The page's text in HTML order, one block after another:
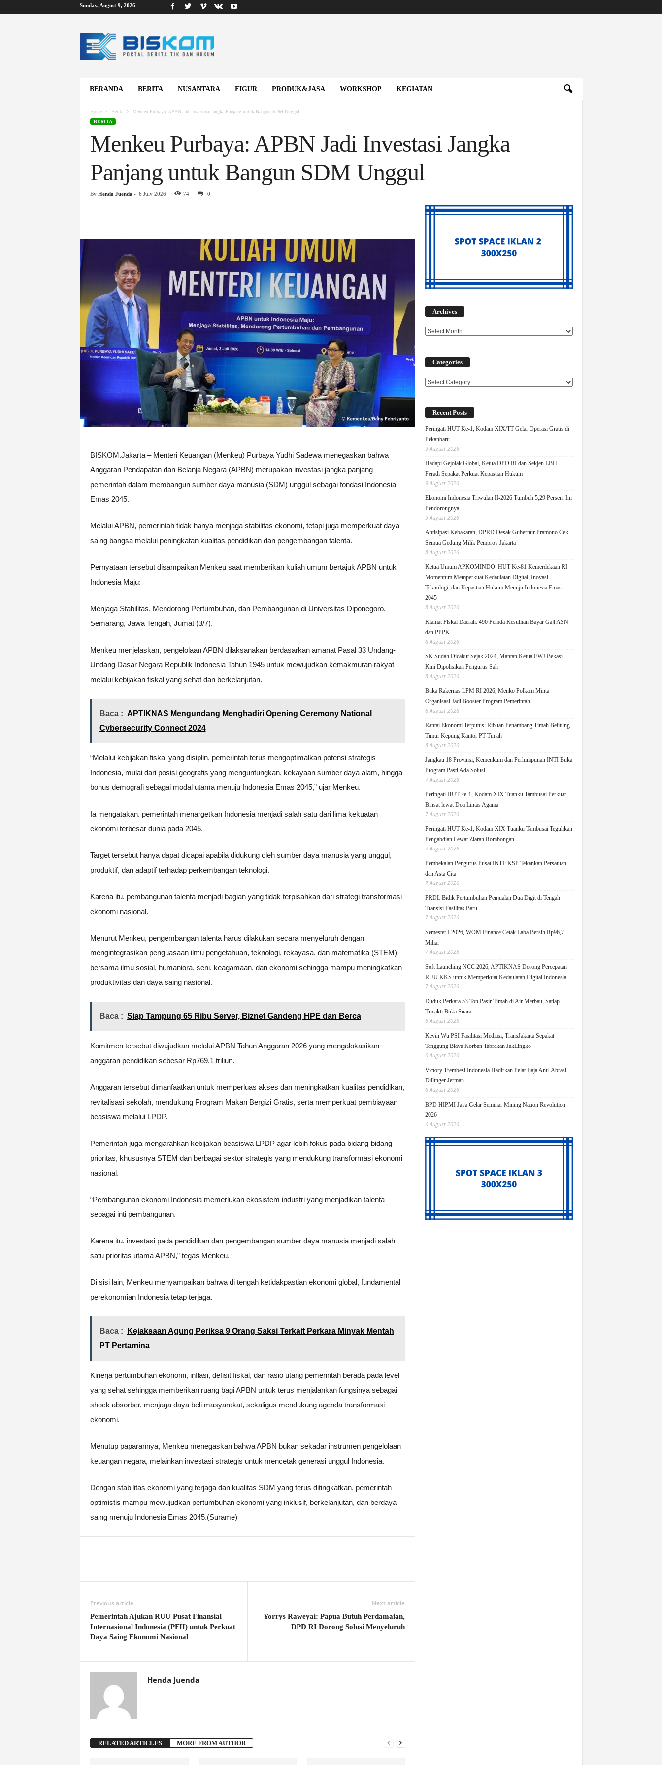
Sunday, August 9, 2026
i
BERANDA
BERITA NUSANTARA FIGUR PRODUK&JASA WORKSHOP KEGIATAN
Home Berita
Menkeu Purbaya: APBN Jadi Investasi Jangka Panjang untuk Bangun SDM Unggul
BERITA
Menkeu Purbaya: APBN Jadi Investasi Jangka
Panjang untuk Bangun SDM Unggul
By Henda Juenda - 6 July 2026 74 0
BISKOM,Jakarta – Menteri Keuangan (Menkeu) Purbaya Yudhi Sadewa menegaskan bahwa
Anggaran Pendapatan dan Belanja Negara (APBN) merupakan investasi jangka panjang
pemerintah dalam membangun sumber daya manusia (SDM) unggul sebagai fondasi Indonesia
Emas 2045.
Melalui APBN, pemerintah tidak hanya menjaga stabilitas ekonomi, tetapi juga memperkuat daya
saing bangsa melalui peningkatan kualitas pendidikan dan pengembangan talenta.
Pernyataan tersebut disampaikan Menkeu saat memberikan kuliah umum bertajuk APBN untuk
Indonesia Maju:
Menjaga Stabilitas, Mendorong Pertumbuhan, dan Pembangunan di Universitas Diponegoro,
Semarang, Jawa Tengah, Jumat (3/7).
Menkeu menjelaskan, pengelolaan APBN dilaksanakan berdasarkan amanat Pasal 33 Undang-
Undang Dasar Negara Republik Indonesia Tahun 1945 untuk mewujudkan kemakmuran rakyat
melalui kebijakan fiskal yang sehat dan berkelanjutan.
Baca : APTIKNAS Mengundang Menghadiri Opening Ceremony National
Cybersecurity Connect 2024
“Melalui kebijakan fiskal yang disiplin, pemerintah terus mengoptimalkan potensi strategis
Indonesia, mulai dari posisi geografis yang menguntungkan, kekayaan sumber daya alam, hingga
bonus demografi sebagai modal utama menuju Indonesia Emas 2045,” ujar Menkeu.
Ia mengatakan, pemerintah menargetkan Indonesia menjadi salah satu dari lima kekuatan
ekonomi terbesar dunia pada 2045.
Target tersebut hanya dapat dicapai apabila didukung oleh sumber daya manusia yang unggul,
produktif, dan adaptif terhadap perkembangan teknologi.
Karena itu, pembangunan talenta menjadi bagian yang tidak terpisahkan dari strategi transformasi
ekonomi nasional.
Menurut Menkeu, pengembangan talenta harus dilakukan secara menyeluruh dengan
mengintegrasikan penguasaan ilmu pengetahuan, teknologi, rekayasa, dan matematika (STEM)
bersama ilmu sosial, humaniora, seni, keagamaan, dan ekonomi sehingga mampu meningkatkan
produktivitas dan daya saing nasional.
Baca : Siap Tampung 65 Ribu Server, Biznet Gandeng HPE dan Berca
Komitmen tersebut diwujudkan melalui APBN Tahun Anggaran 2026 yang mengalokasikan
anggaran pendidikan sebesar Rp769,1 triliun.
Anggaran tersebut dimanfaatkan untuk memperluas akses dan meningkatkan kualitas pendidikan,
revitalisasi sekolah, mendukung Program Makan Bergizi Gratis, serta memperkuat pembiayaan
beasiswa melalui LPDP.
Pemerintah juga mengarahkan kebijakan beasiswa LPDP agar lebih fokus pada bidang-bidang
prioritas, khususnya STEM dan berbagai sektor strategis yang mendukung transformasi ekonomi
nasional.
“Pembangunan ekonomi Indonesia memerlukan ekosistem industri yang menjadikan talenta
sebagai inti pembangunan.
Karena itu, investasi pada pendidikan dan pengembangan sumber daya manusia menjadi salah
satu prioritas utama APBN,” tegas Menkeu.
Di sisi lain, Menkeu menyampaikan bahwa di tengah ketidakpastian ekonomi global, fundamental
perekonomian Indonesia tetap terjaga.
Baca :
Kejaksaan Agung Periksa 9 Orang Saksi Terkait Perkara Minyak Mentah
PT Pertamina
Kinerja pertumbuhan ekonomi, inflasi, defisit fiskal, dan rasio utang pemerintah berada pada level
yang sehat sehingga memberikan ruang bagi APBN untuk terus menjalankan fungsinya sebagai
shock absorber, menjaga daya beli masyarakat, sekaligus mendukung agenda transformasi
ekonomi.
Menutup paparannya, Menkeu menegaskan bahwa APBN bukan sekadar instrumen pengelolaan
keuangan negara, melainkan investasi strategis untuk mencetak generasi unggul Indonesia.
Dengan stabilitas ekonomi yang terjaga dan kualitas SDM yang terus ditingkatkan, pemerintah
optimistis mampu mewujudkan pertumbuhan ekonomi yang inklusif, berkelanjutan, dan berdaya
saing menuju Indonesia Emas 2045.(Surame)
Previous article
Pemerintah Ajukan RUU Pusat Finansial
Internasional Indonesia (PFII) untuk Perkuat
Daya Saing Ekonomi Nasional
Next article
Yorrys Raweyai: Papua Butuh Perdamaian,
DPD RI Dorong Solusi Menyeluruh
Henda Juenda
RELATED ARTICLES MORE FROM AUTHOR
Archives
Categories
Categories
Recent Posts
Peringati HUT Ke-1, Kodam XIX/TT Gelar Operasi Gratis di
Pekanbaru
9 August 2026
Hadapi Gejolak Global, Ketua DPD RI dan Sekjen LBH
Feradi Sepakat Perkuat Kepastian Hukum
9 August 2026
Ekonomi Indonesia Triwulan II-2026 Tumbuh 5,29 Persen, Ini
Pendorongnya
9 August 2026
Antisipasi Kebakaran, DPRD Desak Gubernur Pramono Cek
Semua Gedung Milik Pemprov Jakarta
8 August 2026
Ketua Umum APKOMINDO: HUT Ke-81 Kemerdekaan RI
Momentum Memperkuat Kedaulatan Digital, Inovasi
Teknologi, dan Kepastian Hukum Menuju Indonesia Emas
2045
8 August 2026
Kiamat Fiskal Daerah: 490 Pemda Kesulitan Bayar Gaji ASN
dan PPPK
8 August 2026
SK Sudah Dicabut Sejak 2024, Mantan Ketua FWJ Bekasi
Kini Dipolisikan Pengurus Sah
8 August 2026
Buka Rakernas LPM RI 2026, Menko Polkam Minta
Organisasi Jadi Booster Program Pemerintah
8 August 2026
Rantai Ekonomi Terputus: Ribuan Penambang Timah Belitung
Timur Kepung Kantor PT Timah
8 August 2026
Jangkau 18 Provinsi, Kemenkum dan Perhimpunan INTI Buka
Program Pasti Ada Solusi
7 August 2026
Peringati HUT ke-1, Kodam XIX Tuanku Tambusai Perkuat
Binsat lewat Doa Lintas Agama
7 August 2026
Peringati HUT Ke-1, Kodam XIX Tuanku Tambusai Teguhkan
Pengabdian Lewat Ziarah Rombongan
7 August 2026
Pembekalan Pengurus Pusat INTI: KSP Tekankan Persatuan
dan Asta Cita
7 August 2026
PRDL Bidik Pertumbuhan Penjualan Dua Digit di Tengah
Transisi Fasilitas Baru
7 August 2026
Semester I 2026, WOM Finance Cetak Laba Bersih Rp96,7
Miliar
7 August 2026
Soft Launching NCC 2026, APTIKNAS Dorong Percepatan
RUU KKS untuk Memperkuat Kedaulatan Digital Indonesia
7 August 2026
Duduk Perkara 53 Ton Pasir Timah di Air Merbau, Satlap
Tricakti Buka Suara
6 August 2026
Kevin Wu PSI Fasilitasi Mediasi, TransJakarta Sepakat
Tanggung Biaya Korban Tabrakan JakLingko
6 August 2026
Victory Trembesi Indonesia Hadirkan Pelat Baja Anti-Abrasi
Dillinger Jerman
6 August 2026
BPD HIPMI Jaya Gelar Seminar Mining Nation Revolution
2026
6 August 2026